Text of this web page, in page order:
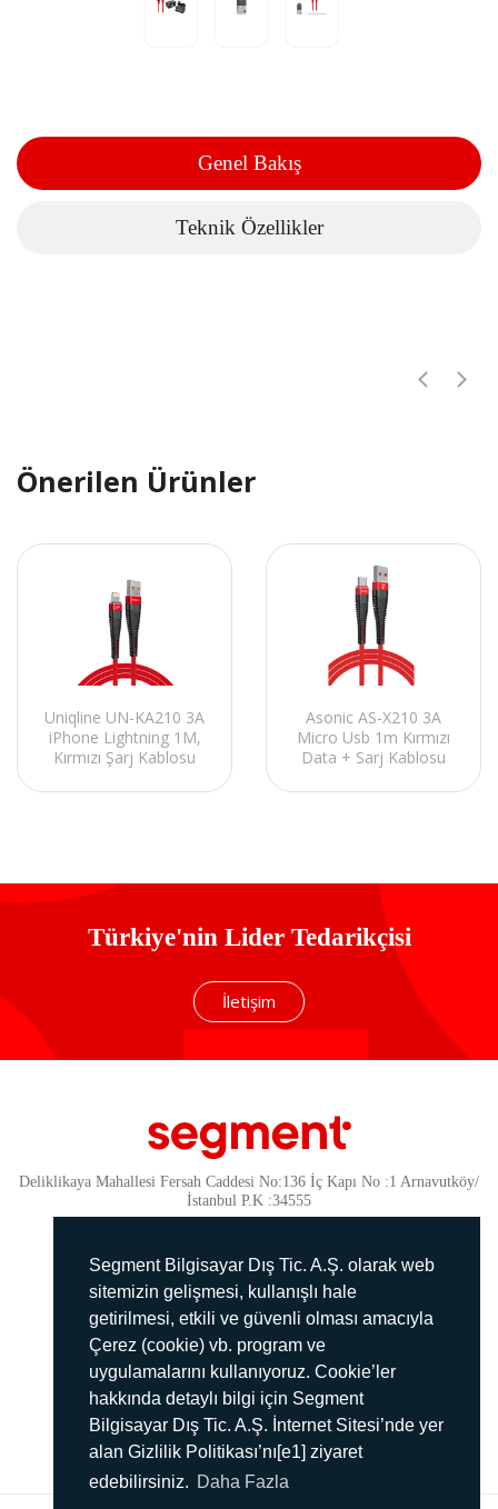
Segment Bilgisayar Dış Tic. A.Ş. olarak web
sitemizin gelişmesi, kullanışlı hale
getirilmesi, etkili ve güvenli olması amacıyla
Çerez (cookie) vb. program ve
uygulamalarını kullanıyoruz. Cookie’ler
hakkında detaylı bilgi için Segment
Bilgisayar Dış Tic. A.Ş. İnternet Sitesi’nde yer
alan Gizlilik Politikası’nı[e1] ziyaret
edebilirsiniz. Daha Fazla
Genel Bakış
Teknik Özellikler
Önerilen Ürünler
Uniqline UN-KA210 3A
iPhone Lightning 1M,
Kırmızı Şarj Kablosu
Asonic AS-X210 3A
Micro Usb 1m Kırmızı
Data + Sarj Kablosu
Türkiye'nin Lider Tedarikçisi
İletişim
Deliklikaya Mahallesi Fersah Caddesi No:136 İç Kapı No :1 Arnavutköy/
İstanbul P.K :34555
Güvenlik
KVKK Politikamız
Gizlilik Politikamız
Aydınlatma Metni
İmha Politikası
444 78 99
info@segment.com.tr